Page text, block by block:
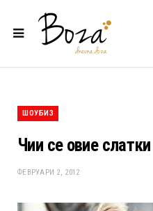
ШОУБИЗ
Чии се овие
ФЕВРУАРИ 2, 2012